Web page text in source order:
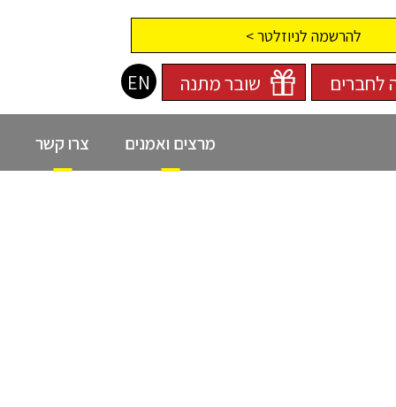
להרשמה לניוזלטר >
EN לחברים שובר מתנה
מרצים ואמנים צרו קשר